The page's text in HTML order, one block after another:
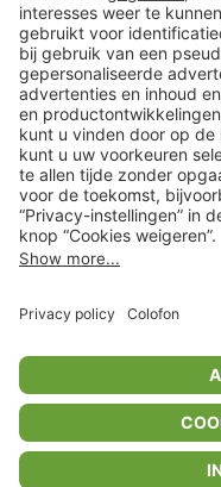
In
Shop
Acties
** Alle prijsopgaven zijn
ᵃ Bij een